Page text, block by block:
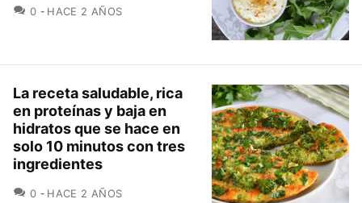
0 COMENTARIOS
HACE 2 AÑOS
La receta saludable, rica
en proteínas y baja en
hidratos que se hace en
solo 10 minutos con tres
ingredientes
0 COMENTARIOS
HACE 2 AÑOS